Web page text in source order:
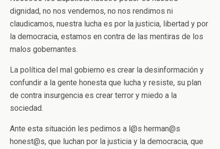
dignidad, no nos vendemos, no nos rendimos ni
claudicamos, nuestra lucha es por la justicia, libertad y por
la democracia, estamos en contra de las mentiras de los
malos gobernantes.
La política del mal gobierno es crear la desinformación y
confundir a la gente honesta que lucha y resiste, su plan
de contra insurgencia es crear terror y miedo a la
sociedad.
Ante esta situación les pedimos a l@s herman@s
honest@s, que luchan por la justicia y la democracia, que